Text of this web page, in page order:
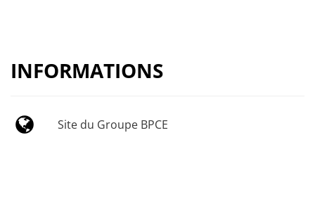
INFORMATIONS
Site du Groupe BPCE